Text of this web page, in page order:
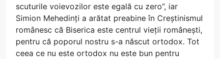
scuturile voievozilor este egală cu zero”, iar
Simion Mehedinți a arătat preabine în Creștinismul
românesc că Biserica este centrul vieții românești,
pentru că poporul nostru s-a născut ortodox. Tot
ceea ce nu este ortodox nu este bun pentru